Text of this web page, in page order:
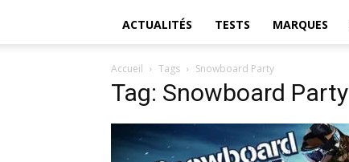
ACTUALITÉS TESTS MARQUES
Accueil Tags Snowboard Party
Tag: Snowboard Party